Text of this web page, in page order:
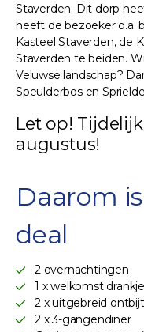
Staverden. Dit dorp
heeft de bezoeker o.a.
Kasteel Staverden, de
Staverden te beiden.
Veluwse landschap?
Speulderbos en
Let op!
augustus!
Daarom
deal
2 overnachtingen
1 x welkomst
2 x uitgebreid
2 x 3-gangendiner